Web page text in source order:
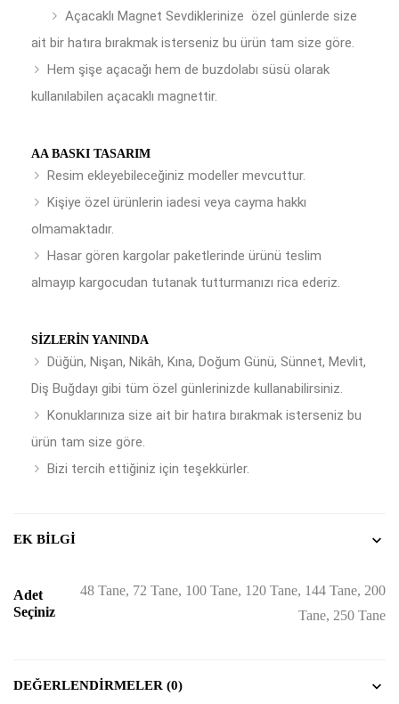
Açacaklı Magnet Sevdiklerinize özel günlerde size
ait bir hatıra bırakmak isterseniz bu ürün tam size göre.
Hem şişe açacağı hem de buzdolabı süsü olarak
kullanılabilen açacaklı magnettir.
AA BASKI TASARIM
Resim ekleyebileceğiniz modeller mevcuttur.
Kişiye özel ürünlerin iadesi veya cayma hakkı
olmamaktadır.
Hasar gören kargolar paketlerinde ürünü teslim
almayıp kargocudan tutanak tutturmanızı rica ederiz.
SIZLERIN YANINDA
Düğün, Nişan, Nikâh, Kına, Doğum Günü, Sünnet, Mevlit,
Diş Buğdayı gibi tüm özel günlerinizde kullanabilirsiniz.
Konuklarınıza size ait bir hatıra bırakmak isterseniz bu
ürün tam size göre.
Bizi tercih ettiğiniz için teşekkürler.
EK BILGI
Adet
Seçiniz
48 Tane, 72 Tane, 100 Tane, 120 Tane, 144 Tane, 200
Tane, 250 Tane
DEĞERLENDIRMELER (0)